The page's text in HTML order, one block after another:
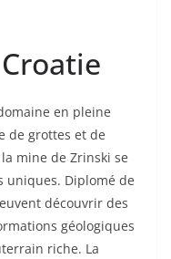
en pleine
de grottes et de
mine de Zrinski se
uniques. Diplomé de
découvrir des
géologiques
riche. La